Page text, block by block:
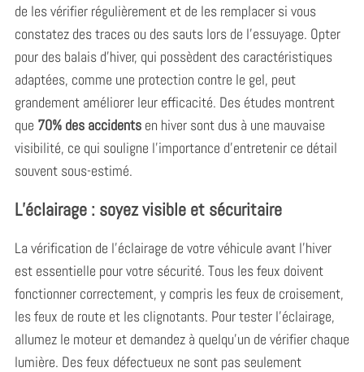
de les vérifier régulièrement et de les remplacer si vous
constatez des traces ou des sauts lors de l’essuyage. Opter
pour des balais d’hiver, qui possèdent des caractéristiques
adaptées, comme une protection contre le gel, peut
grandement améliorer leur efficacité. Des études montrent
que 70% des accidentsen hiver sont dus à une mauvaise
visibilité, ce qui souligne l’importance d’entretenir ce détail
souvent sous-estimé.
L’éclairage : soyez visible et sécuritaire
La vérification de l’éclairage de votre véhicule avant l’hiver
est essentielle pour votre sécurité. Tous les feux doivent
fonctionner correctement, y compris les feux de croisement,
les feux de route et les clignotants. Pour tester l’éclairage,
allumez le moteur et demandez à quelqu’un de vérifier chaque
lumière. Des feux défectueux ne sont pas seulement